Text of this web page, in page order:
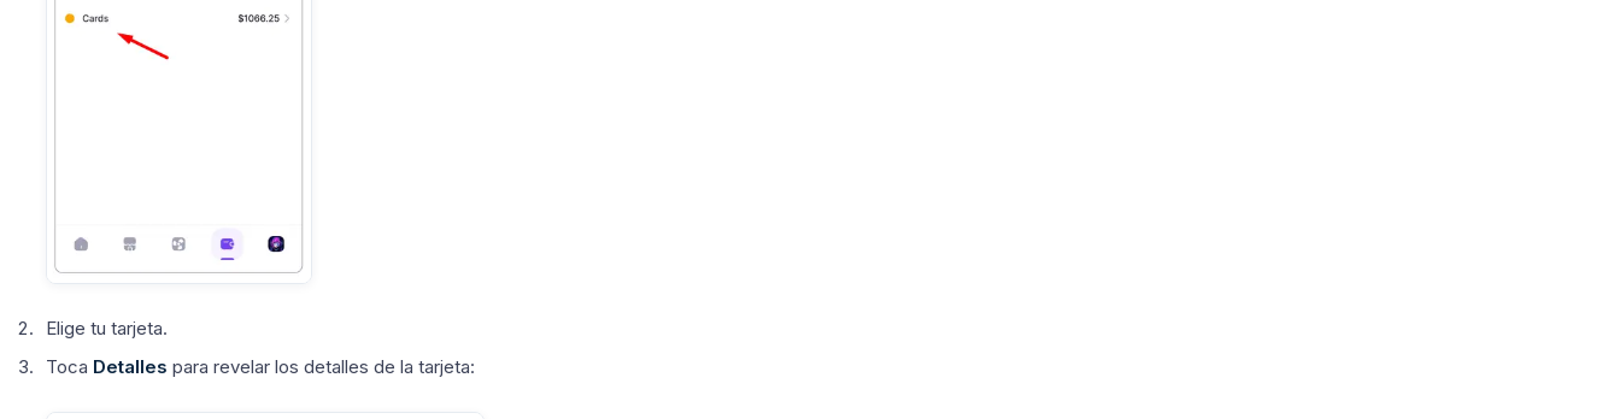
Elige tu tarjeta.
Toca Detalles para revelar los detalles de la tarjeta: